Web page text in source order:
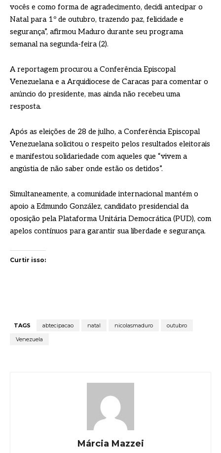
vocês e como forma de agradecimento, decidi antecipar o
Natal para 1º de outubro, trazendo paz, felicidade e
segurança”, afirmou Maduro durante seu programa
semanal na segunda-feira (2).
A reportagem procurou a Conferência Episcopal
Venezuelana e a Arquidiocese de Caracas para comentar o
anúncio do presidente, mas ainda não recebeu uma
resposta.
Após as eleições de 28 de julho, a Conferência Episcopal
Venezuelana solicitou o respeito pelos resultados eleitorais
e manifestou solidariedade com aqueles que “vivem a
angústia de não saber onde estão os detidos”.
Simultaneamente, a comunidade internacional mantém o
apoio a Edmundo González, candidato presidencial da
oposição pela Plataforma Unitária Democrática (PUD), com
apelos contínuos para garantir sua liberdade e segurança.
Curtir isso:
TAGS abtecipacao natal nicolasmaduro
outubro
Venezuela
Márcia Mazzei